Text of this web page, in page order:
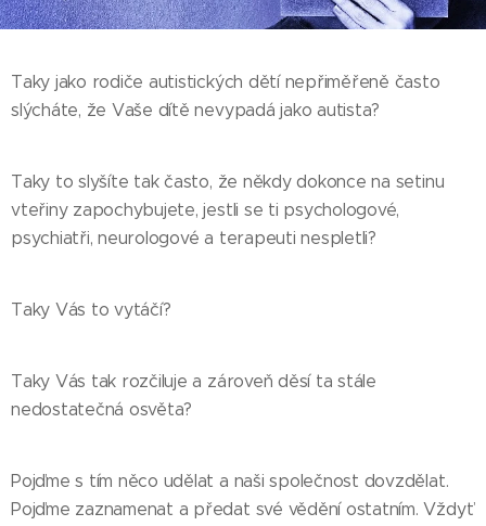
Taky jako rodiče autistických dětí nepřiměřeně často
slýcháte, že Vaše dítě nevypadá jako autista?
Taky to slyšíte tak často, že někdy dokonce na setinu
vteřiny zapochybujete, jestli se ti psychologové,
psychiatři, neurologové a terapeuti nespletli?
Taky Vás to vytáčí?
Taky Vás tak rozčiluje a zároveň děsí ta stále
nedostatečná osvěta?
Pojďme s tím něco udělat a naši společnost dovzdělat.
Pojďme zaznamenat a předat své vědění ostatním. Vždyť